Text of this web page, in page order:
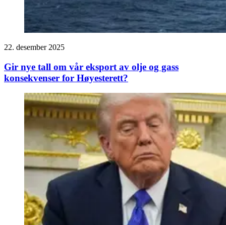
22. desember 2025
Gir nye tall om vår eksport av olje og gass
konsekvenser for Høyesterett?